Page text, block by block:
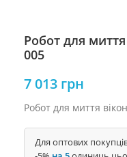
Робот для
005
7 013 грн
Робот для миття
Для оптових